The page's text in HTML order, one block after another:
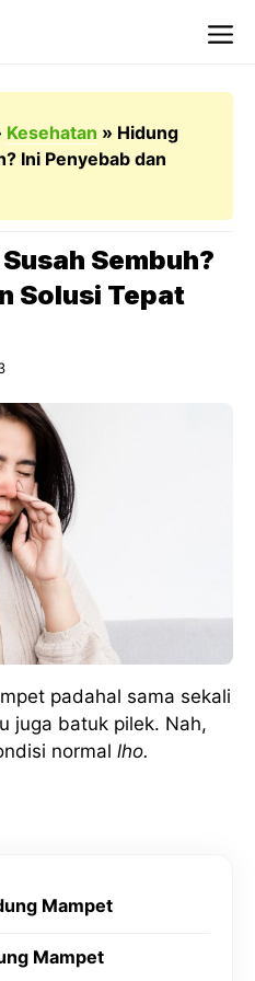
Kesehatan » Hidung
Ini Penyebab dan
Sembuh?
Solusi Tepat
padahal sama sekali
juga batuk pilek. Nah,
normal lho.
Mampet
Mampet